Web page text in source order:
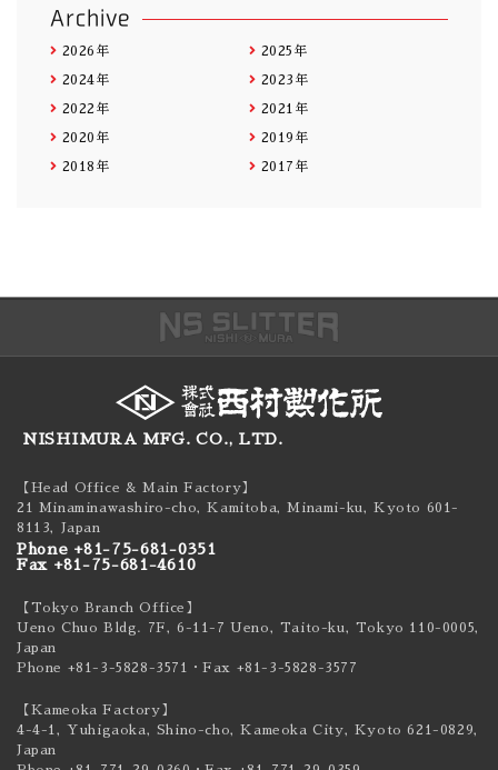
Archive
2026年 2025年
2024年 2023年
2022年 2021年
2020年 2019年
2018年 2017年
NISHIMURA MFG. CO., LTD.
【Head Office & Main Factory】
21 Minaminawashiro-cho, Kamitoba, Minami-ku,Kyoto 601-
8113, Japan
Phone +81-75-681-0351
Fax +81-75-681-4610
【Tokyo Branch Office】
Ueno Chuo Bldg. 7F, 6-11-7 Ueno, Taito-ku, Tokyo 110-0005,
Japan
Phone +81-3-5828-3571
・Fax +81-3-5828-3577
【Kameoka Factory】
4-4-1, Yuhigaoka, Shino-cho, Kameoka City, Kyoto 621-0829,
Japan